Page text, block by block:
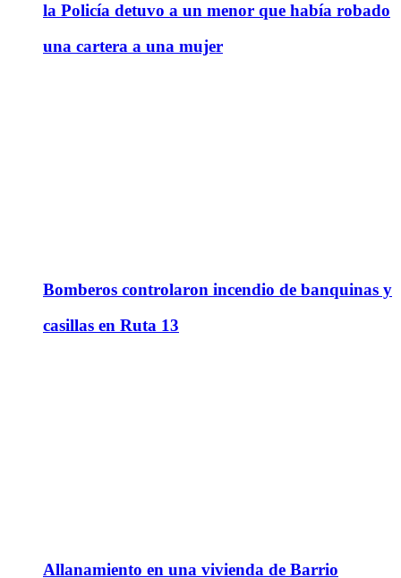
la Policía detuvo a un menor que había robado
una cartera a una mujer
Bomberos controlaron incendio de banquinas y
casillas en Ruta 13
Allanamiento en una vivienda de Barrio